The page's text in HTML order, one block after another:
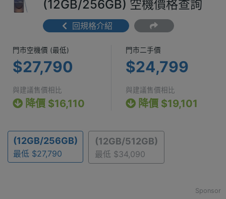
(12GB/256GB) 空機價格查詢
回規格介紹
門市空機價 (最低) $27,790
門市空機價 (最低)
$27,790
與建議售價相比
降價 $16,110
門市二手價
門市二手價
$24,799
與建議售價相比
降價 $19,101
(12GB/256GB)
最低 $27,790
(12GB/512GB)
最低 $34,090
Sponsor